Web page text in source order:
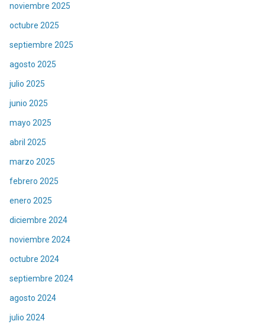
noviembre 2025
octubre 2025
septiembre 2025
agosto 2025
julio 2025
junio 2025
mayo 2025
abril 2025
marzo 2025
febrero 2025
enero 2025
diciembre 2024
noviembre 2024
octubre 2024
septiembre 2024
agosto 2024
julio 2024